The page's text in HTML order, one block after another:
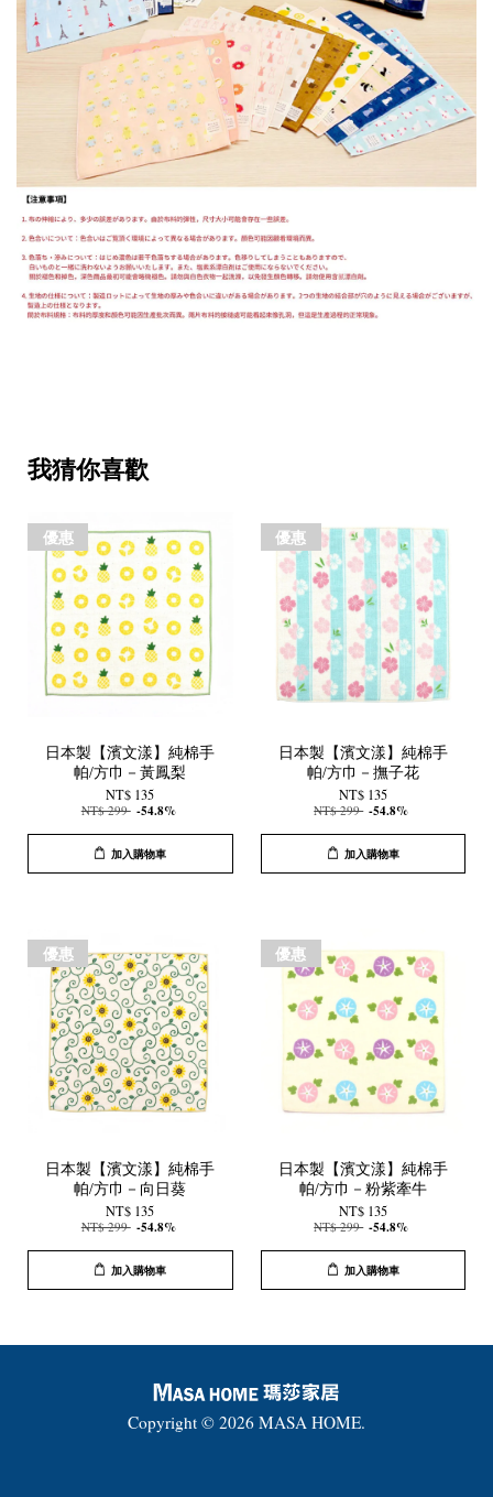
我猜你喜歡
優惠
日本製【濱文漾】純棉手
帕/方巾－黃鳳梨
NT$ 135
NT$ 299 -54.8%
加入購物車
優惠
日本製【濱文漾】純棉手
帕/方巾－撫子花
NT$ 135
NT$ 299 -54.8%
加入購物車
優惠
日本製【濱文漾】純棉手
帕/方巾－向日葵
NT$ 135
NT$ 299 -54.8%
加入購物車
優惠
日本製【濱文漾】純棉手
帕/方巾－粉紫牽牛
NT$ 135
NT$ 299 -54.8%
加入購物車
Copyright © 2026 MASA HOME.